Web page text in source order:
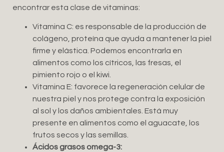
encontrar esta clase de vitaminas:
Vitamina C: es responsable de la producción de
colágeno, proteína que ayuda a mantener la piel
firme y elástica. Podemos encontrarla en
alimentos como los cítricos, las fresas, el
pimiento rojo o el kiwi.
Vitamina E: favorece la regeneración celular de
nuestra piel y nos protege contra la exposición
al sol y los daños ambientales. Está muy
presente en alimentos como el aguacate, los
frutos secos y las semillas.
Ácidos grasos omega-3: